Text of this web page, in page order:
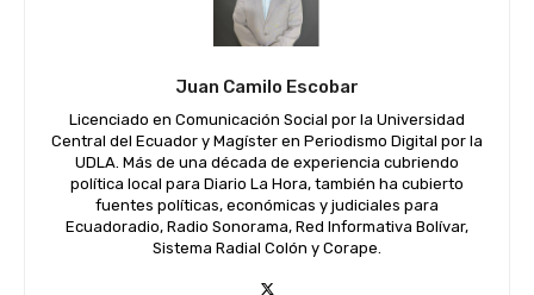
Juan Camilo Escobar
Licenciado en Comunicación Social por la Universidad
Central del Ecuador y Magíster en Periodismo Digital por la
UDLA. Más de una década de experiencia cubriendo
política local para Diario La Hora, también ha cubierto
fuentes políticas, económicas y judiciales para
Ecuadoradio, Radio Sonorama, Red Informativa Bolívar,
Sistema Radial Colón y Corape.